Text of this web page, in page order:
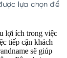
lựa chọn để
lợi ích trong việc
tiếp cận khách
sẽ giúp